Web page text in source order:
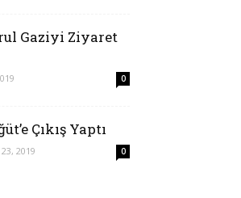
Gaziyi Ziyaret
0
Çıkış Yaptı
2019 0